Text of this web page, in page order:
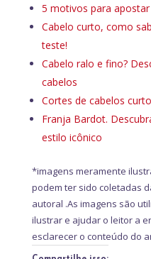
5 motivos para
Cabelo curto, como
teste!
Cabelo ralo e fino?
cabelos
Cortes de cabelos
Franja Bardot.
estilo icônico
*imagens meramente
podem ter sido coletadas
autoral .As imagens são
ilustrar e ajudar o leitor a
esclarecer o conteúdo do